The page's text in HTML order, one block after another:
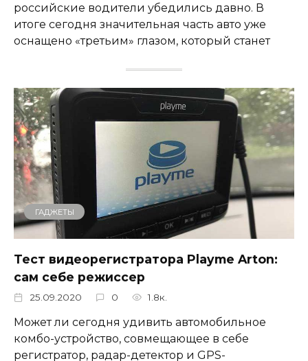
российские водители убедились давно. В
итоге сегодня значительная часть авто уже
оснащено «третьим» глазом, который станет
ГАДЖЕТЫ
Тест видеорегистратора Playme Arton:
сам себе режиссер
25.09.2020 0 1.8к.
Может ли сегодня удивить автомобильное
комбо-устройство, совмещающее в себе
регистратор, радар-детектор и GPS-